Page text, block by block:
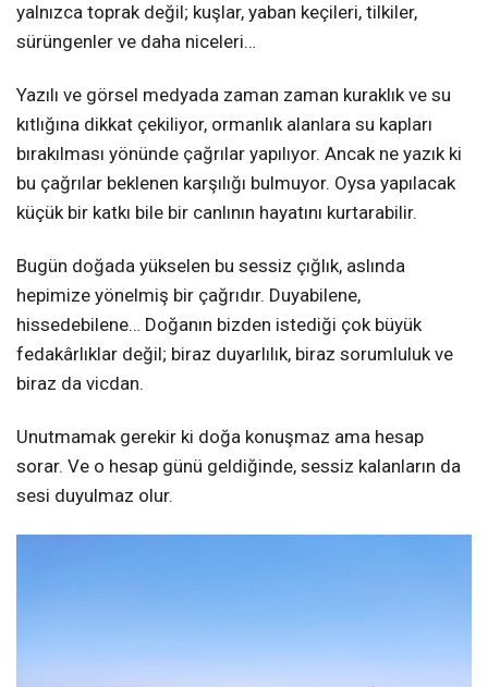
yalnızca toprak değil; kuşlar, yaban keçileri, tilkiler,
sürüngenler ve daha niceleri…
Yazılı ve görsel medyada zaman zaman kuraklık ve su
kıtlığına dikkat çekiliyor, ormanlık alanlara su kapları
bırakılması yönünde çağrılar yapılıyor. Ancak ne yazık ki
bu çağrılar beklenen karşılığı bulmuyor. Oysa yapılacak
küçük bir katkı bile bir canlının hayatını kurtarabilir.
Bugün doğada yükselen bu sessiz çığlık, aslında
hepimize yönelmiş bir çağrıdır. Duyabilene,
hissedebilene… Doğanın bizden istediği çok büyük
fedakârlıklar değil; biraz duyarlılık, biraz sorumluluk ve
biraz da vicdan.
Unutmamak gerekir ki doğa konuşmaz ama hesap
sorar. Ve o hesap günü geldiğinde, sessiz kalanların da
sesi duyulmaz olur.